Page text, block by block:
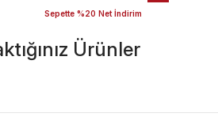
Sepette %20 Net İndirim
Ürünler